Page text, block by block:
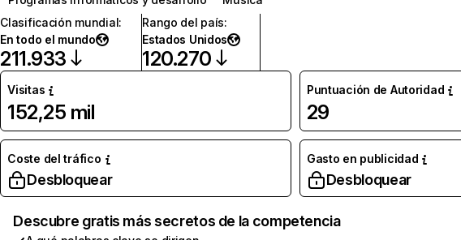
Clasificación mundial:
En todo el mundo
211.933
Rango del país:
Estados Unidos
120.270
Visitas
152,25 mil
Puntuación de Autoridad
29
Coste del tráfico
Desbloquear
Gasto en publicidad
Desbloquear
Descubre gratis más secretos de la competencia